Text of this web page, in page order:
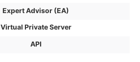
Expert Advisor (EA)
Virtual Private Server
API